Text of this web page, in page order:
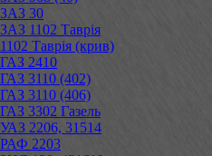
ЗАЗ 30
ЗАЗ 1102 Таврія
1102 Таврія (крив)
ГАЗ 2410
ГАЗ 3110 (402)
ГАЗ 3110 (406)
ГАЗ 3302 Газель
УАЗ 2206, 31514
РАФ 2203